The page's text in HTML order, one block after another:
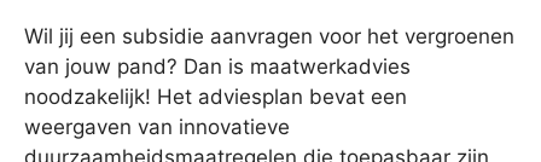
Wil jij een subsidie aanvragen voor het vergroenen
van jouw pand? Dan is maatwerkadvies
noodzakelijk! Het adviesplan bevat een
weergaven van innovatieve